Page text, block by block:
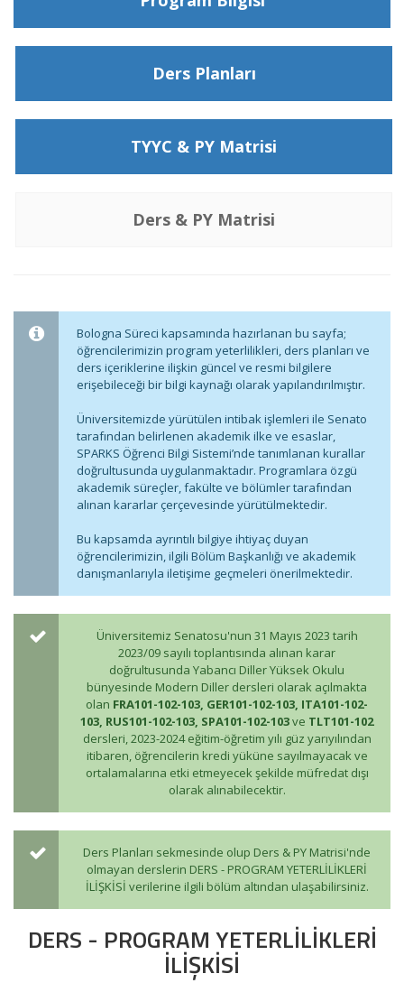
Ders Planları
TYYC & PY Matrisi
Ders & PY Matrisi
Bologna Süreci kapsamında hazırlanan bu sayfa;
öğrencilerimizin program yeterlilikleri, ders planları ve
ders içeriklerine ilişkin güncel ve resmi bilgilere
erişebileceği bir bilgi kaynağı olarak yapılandırılmıştır.
Üniversitemizde yürütülen intibak işlemleri ile Senato
tarafından belirlenen akademik ilke ve esaslar,
SPARKS Öğrenci Bilgi Sistemi’nde tanımlanan kurallar
doğrultusunda uygulanmaktadır. Programlara özgü
akademik süreçler, fakülte ve bölümler tarafından
alınan kararlar çerçevesinde yürütülmektedir.
Bu kapsamda ayrıntılı bilgiye ihtiyaç duyan
öğrencilerimizin, ilgili Bölüm Başkanlığı ve akademik
danışmanlarıyla iletişime geçmeleri önerilmektedir.
Üniversitemiz Senatosu'nun 31 Mayıs 2023 tarih
2023/09 sayılı toplantısında alınan karar
doğrultusunda Yabancı Diller Yüksek Okulu
bünyesinde Modern Diller dersleri olarak açılmakta
olan FRA101-102-103, GER101-102-103, ITA101-102-
103, RUS101-102-103, SPA101-102-103ve TLT101-102
dersleri, 2023-2024 eğitim-öğretim yılı güz yarıyılından
itibaren, öğrencilerin kredi yüküne sayılmayacak ve
ortalamalarına etki etmeyecek şekilde müfredat dışı
olarak alınabilecektir.
Ders Planları sekmesinde olup Ders & PY Matrisi'nde
olmayan derslerin DERS - PROGRAM YETERLİLİKLERİ
İLİŞKİSİ verilerine ilgili bölüm altından ulaşabilirsiniz.
DERS - PROGRAM YETERLİLİKLERİ
İLİŞKİSİ